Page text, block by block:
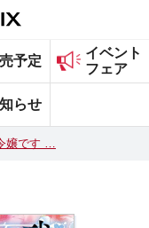
ー予定
イベント
フェア
らせ
嬢です …